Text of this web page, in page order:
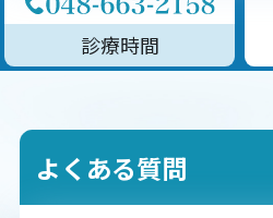
診療時間
よくある質問